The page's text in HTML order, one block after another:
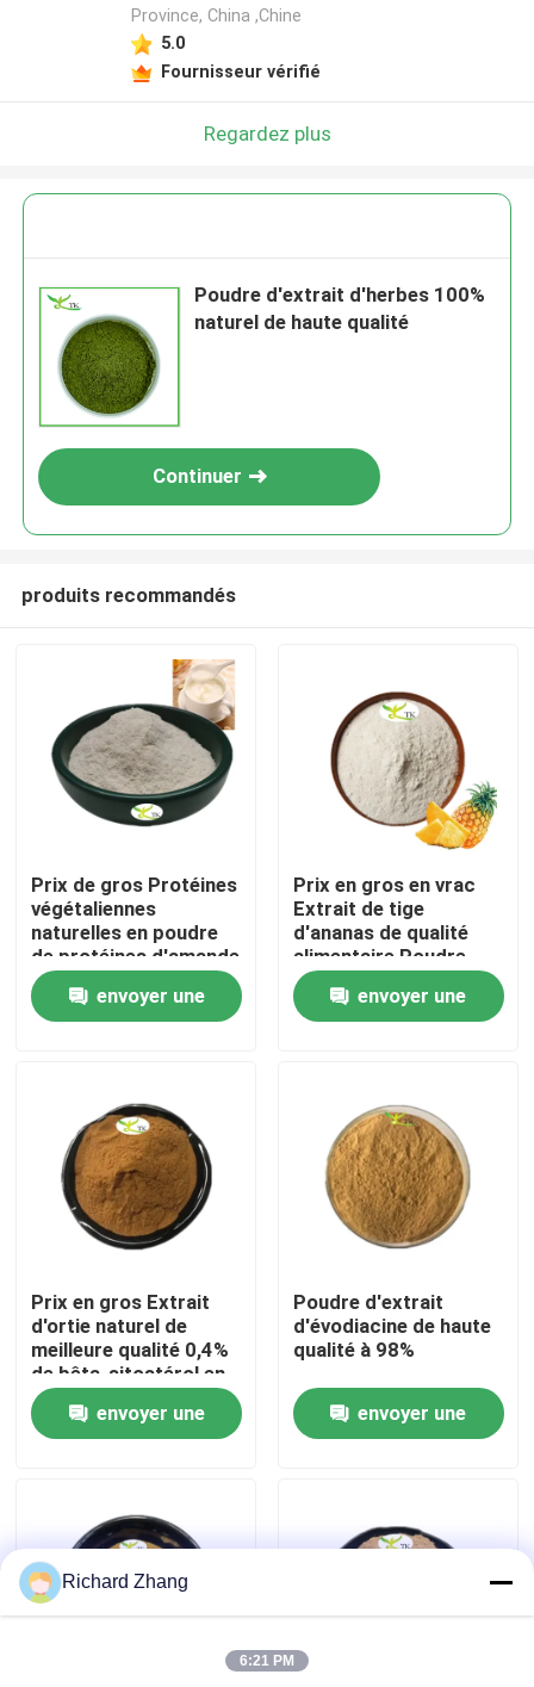
À la maison
À propos de nous
Visite de l'usine
Contrôle de la qualité
Nous contacter
Poudre d'extrait de plante
Poudre superbe de nourriture
Matières premières cosmétiques
Province, China ,Chine
5.0
Fournisseur vérifié
Regardez plus
Poudre d'extrait d'herbes 100%
naturel de haute qualité
Continuer
produits recommandés
Prix ​​de gros Protéines
végétaliennes
naturelles en poudre
de protéines d'amande
40 % 50 % 60 %
envoyer une
Prix en gros en vrac
Extrait de tige
d'ananas de qualité
alimentaire Poudre
d'enzyme de
bromélaïne
1200/2400 GDU
envoyer une
Prix en gros Extrait
d'ortie naturel de
meilleure qualité 0,4%
de bêta-sitostérol en
poudre
envoyer une
Poudre d'extrait
d'évodiacine de haute
qualité à 98%
envoyer une
Richard Zhang
6:21 PM